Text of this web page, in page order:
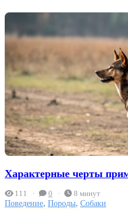
Характерные черты
111 0 8 минут
Поведение, Породы, Собаки